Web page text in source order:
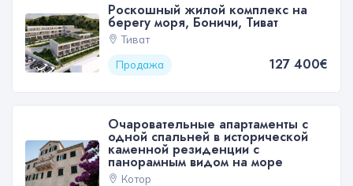
Роскошный жилой комплекс на
берегу моря, Боничи, Тиват
Тиват
Продажа
127 400€
Очаровательные апартаменты с
одной спальней в исторической
каменной резиденции с
панорамным видом на море
Котор